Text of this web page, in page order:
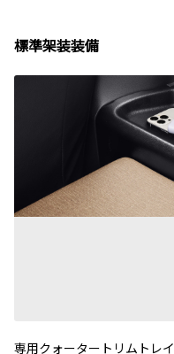
標準架装装備
専用クォータートリムトレイ